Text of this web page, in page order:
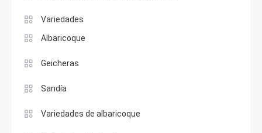
Variedades
Albaricoque
Geicheras
Sandía
Variedades de albaricoque